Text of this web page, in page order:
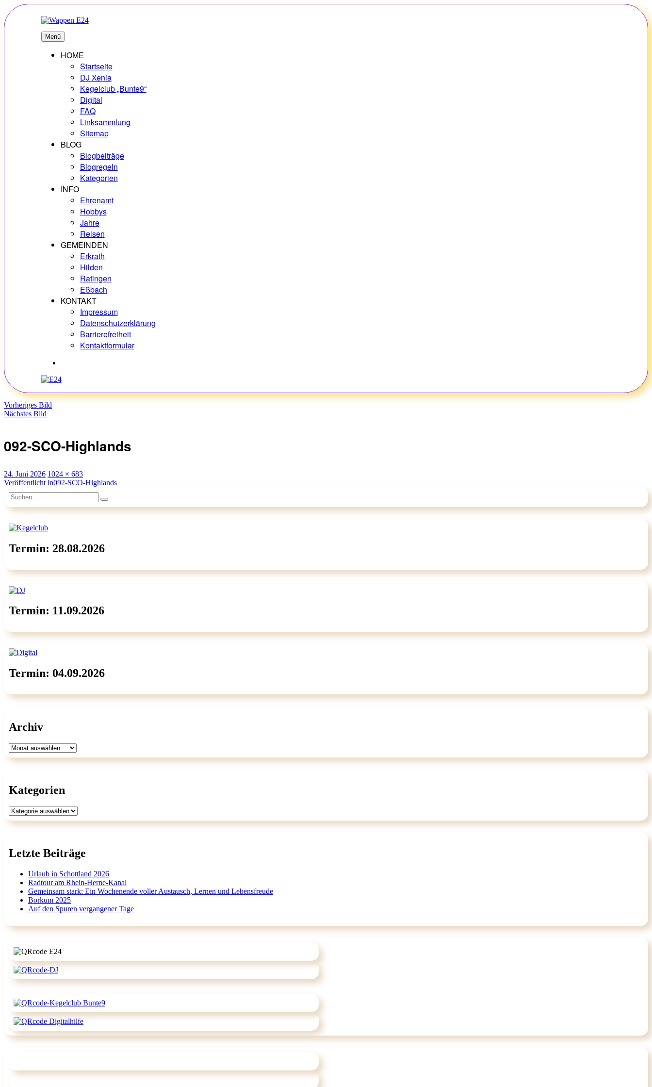
Zum
Inhalt
springen
E24
Erlebnisse – Hobbys – Vielfalt
Menü
HOME
Startseite
DJ Xenia
Kegelclub „Bunte9“
Digital
FAQ
Linksammlung
Sitemap
BLOG
Blogbeiträge
Blogregeln
Kategorien
INFO
Ehrenamt
Hobbys
Jahre
Reisen
GEMEINDEN
Erkrath
Hilden
Ratingen
Eßbach
KONTAKT
Impressum
Datenschutzerklärung
Barrierefreiheit
Kontaktformular
Vorheriges Bild
Nächstes Bild
092-SCO-Highlands
Veröffentlicht
am
24. Juni 2026 Originalgröße
1024 × 683
Beitragsnavigation
Veröffentlicht in092-SCO-Highlands
Suchen
nach:
Suchen
Termin: 28.08.2026
Termin: 11.09.2026
Termin: 04.09.2026
Archiv
Archiv
Kategorien
Kategorien
Letzte Beiträge
Urlaub in Schottland 2026
Radtour am Rhein-Herne-Kanal
Gemeinsam stark: Ein Wochenende voller Austausch, Lernen und Lebensfreude
Borkum 2025
Auf den Spuren vergangener Tage